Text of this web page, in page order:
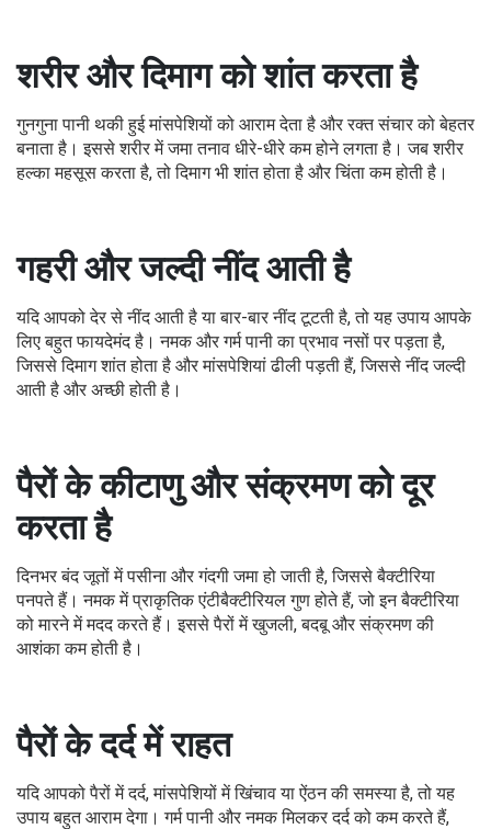
शरीर और दिमाग को शांत करता है
गुनगुना पानी थकी हुई मांसपेशियों को आराम देता है और रक्त संचार को बेहतर
बनाता है। इससे शरीर में जमा तनाव धीरे-धीरे कम होने लगता है। जब शरीर
हल्का महसूस करता है, तो दिमाग भी शांत होता है और चिंता कम होती है।
गहरी और जल्दी नींद आती है
यदि आपको देर से नींद आती है या बार-बार नींद टूटती है, तो यह उपाय आपके
लिए बहुत फायदेमंद है। नमक और गर्म पानी का प्रभाव नसों पर पड़ता है,
जिससे दिमाग शांत होता है और मांसपेशियां ढीली पड़ती हैं, जिससे नींद जल्दी
आती है और अच्छी होती है।
पैरों के कीटाणु और संक्रमण को दूर
करता है
दिनभर बंद जूतों में पसीना और गंदगी जमा हो जाती है, जिससे बैक्टीरिया
पनपते हैं। नमक में प्राकृतिक एंटीबैक्टीरियल गुण होते हैं, जो इन बैक्टीरिया
को मारने में मदद करते हैं। इससे पैरों में खुजली, बदबू और संक्रमण की
आशंका कम होती है।
पैरों के दर्द में राहत
यदि आपको पैरों में दर्द, मांसपेशियों में खिंचाव या ऐंठन की समस्या है, तो यह
उपाय बहुत आराम देगा। गर्म पानी और नमक मिलकर दर्द को कम करते हैं,